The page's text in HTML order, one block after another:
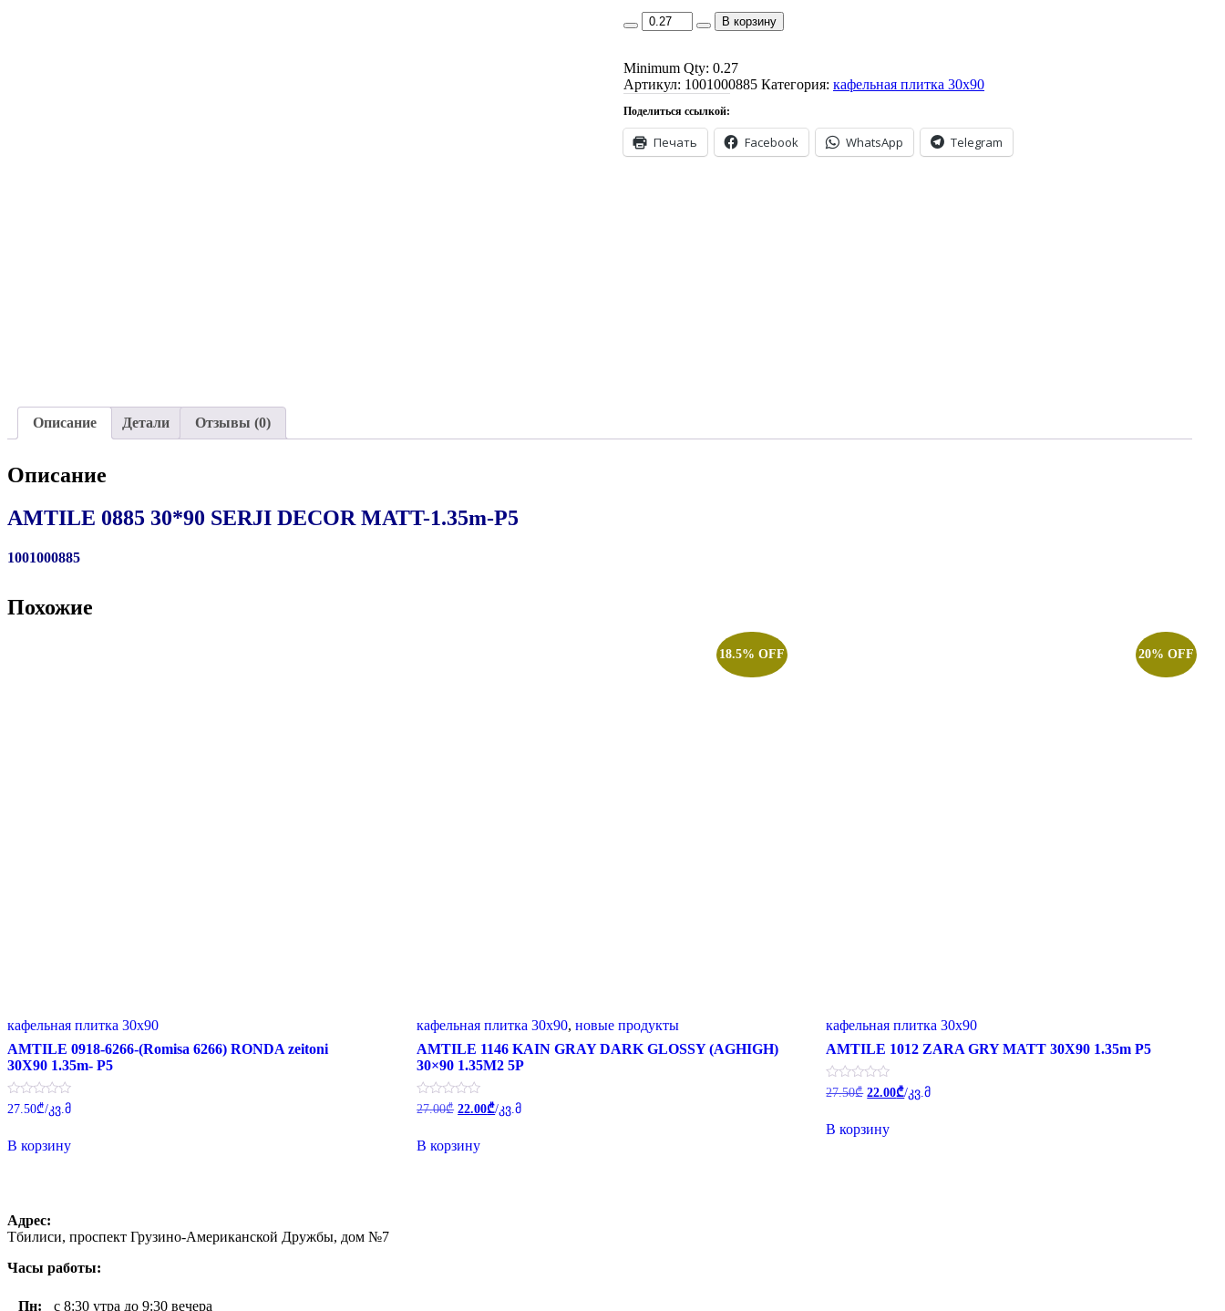
AMTILE
0885
SERJI
DECOR
1.35m-
P5
quantity
В корзину
Minimum Qty: 0.27
Артикул: 1001000885 Категория: кафельная плитка 30x90
Поделиться ссылкой:
Печать Facebook WhatsApp Telegram
Описание Детали Отзывы (0)
Описание
AMTILE 0885 30*90 SERJI DECOR MATT-1.35m-P5
1001000885
Похожие
кафельная плитка 30x90
AMTILE 0918-6266-(Romisa 6266) RONDA zeitoni
30X90 1.35m- P5
Оценка
0
5
27.50₾/კვ.მ
В корзину
18.5% OFF
кафельная плитка 30x90,новые продукты
AMTILE 1146 KAIN GRAY DARK GLOSSY (AGHIGH)
30×90 1.35M2 5P
Оценка
0
5
27.00₾ Первоначальная
27.00₾.
22.00₾Текущая
цена:
/კვ.მ
В корзину
20% OFF
кафельная плитка 30x90
AMTILE 1012 ZARA GRY MATT 30X90 1.35m P5
Оценка
0
5
27.50₾ Первоначальная
27.50₾.
22.00₾Текущая
цена:
/კვ.მ
В корзину
Адрес:
Тбилиси, проспект Грузино-Американской Дружбы, дом №7
Часы работы:
Пн: с 8:30 утра до 9:30 вечера